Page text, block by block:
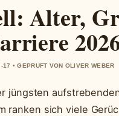
Alter,
• GEPRUFT VON OLIVER WEBER
jüngsten
ranken sich viele